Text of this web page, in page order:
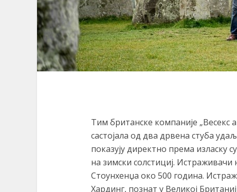
Тим британске компаније „Весекс
састојала од два дрвена стуба
показују директно према изласку
на зимски солстициј. Истраживачи
Стоунхенџа око 500 година.
Хардинг, познат у Великој